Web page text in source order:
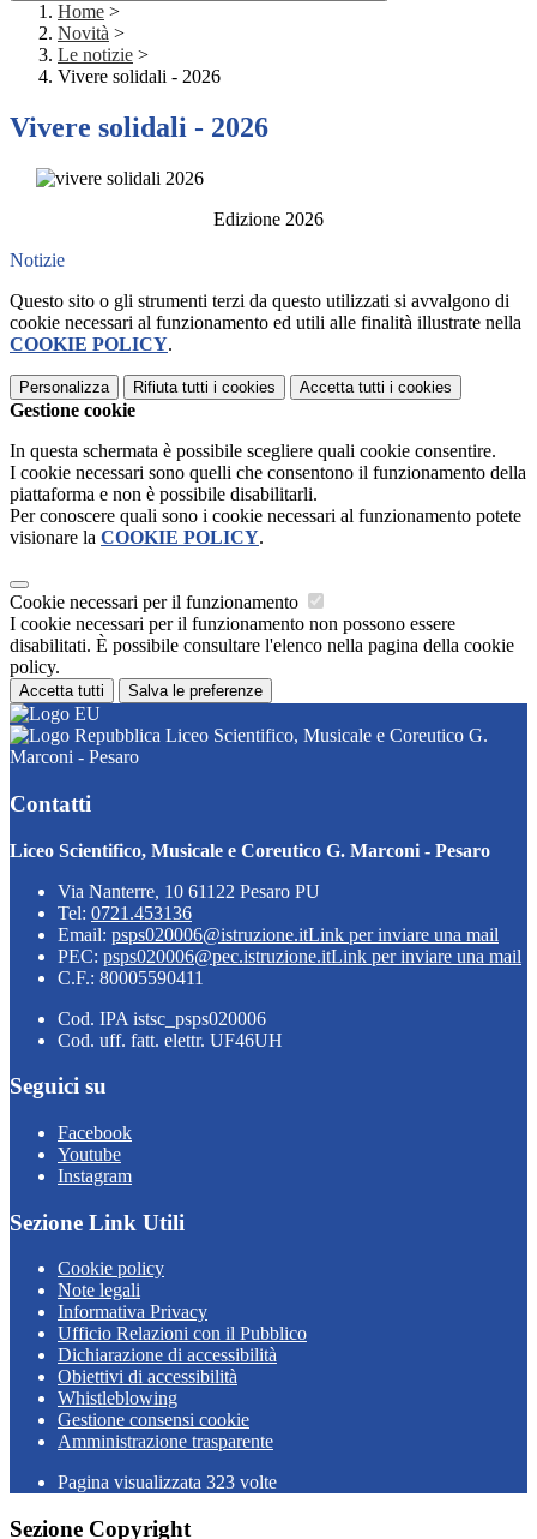
Home >
Novità >
Le notizie >
Vivere solidali - 2026
Vivere solidali - 2026
Edizione 2026
Notizie
Questo sito o gli strumenti terzi da questo utilizzati si avvalgono di
cookie necessari al funzionamento ed utili alle finalità illustrate nella
COOKIE POLICY.
Personalizza Rifiuta tutti i cookies Accetta tutti i cookies
Gestione cookie
In questa schermata è possibile scegliere quali cookie consentire.
I cookie necessari sono quelli che consentono il funzionamento della
piattaforma e non è possibile disabilitarli.
Per conoscere quali sono i cookie necessari al funzionamento potete
visionare la COOKIE POLICY.
Cookie necessari per il funzionamento
I cookie necessari per il funzionamento non possono essere
disabilitati. È possibile consultare l'elenco nella pagina della cookie
policy.
Accetta tutti Salva le preferenze
Liceo Scientifico, Musicale e Coreutico G.
Marconi - Pesaro
Contatti
Liceo Scientifico, Musicale e Coreutico G. Marconi - Pesaro
Via Nanterre, 10 61122 Pesaro PU
Tel: 0721.453136
Email: psps020006@istruzione.itLink per inviare una mail
PEC: psps020006@pec.istruzione.itLink per inviare una mail
C.F.: 80005590411
Cod. IPA istsc_psps020006
Cod. uff. fatt. elettr. UF46UH
Seguici su
Facebook
Youtube
Instagram
Sezione Link Utili
Cookie policy
Note legali
Informativa Privacy
Ufficio Relazioni con il Pubblico
Dichiarazione di accessibilità
Obiettivi di accessibilità
Whistleblowing
Gestione consensi cookie
Amministrazione trasparente
Pagina visualizzata 323 volte
Sezione Copyright